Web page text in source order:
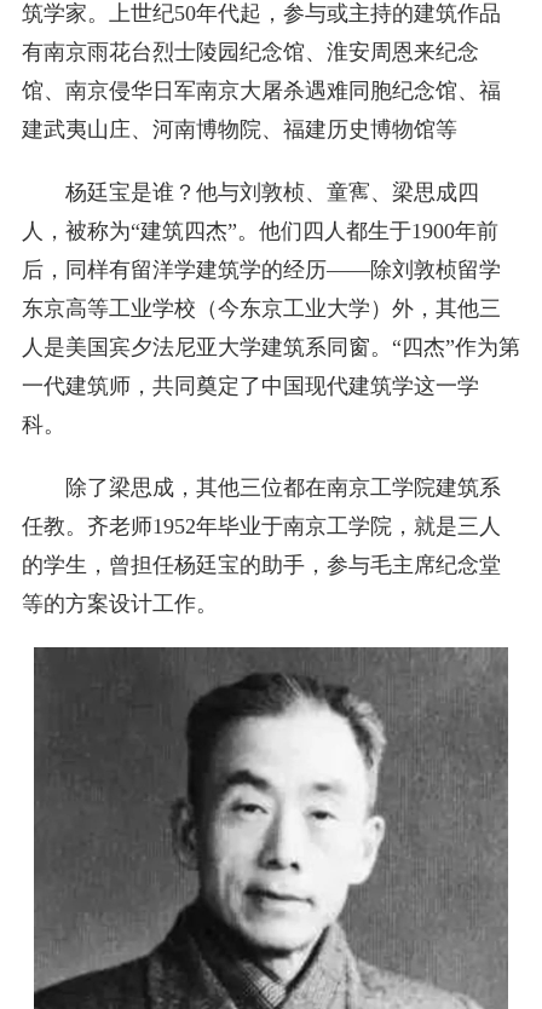
筑学家。上世纪50年代起，参与或主持的建筑作品
有南京雨花台烈士陵园纪念馆、淮安周恩来纪念
馆、南京侵华日军南京大屠杀遇难同胞纪念馆、福
建武夷山庄、河南博物院、福建历史博物馆等
杨廷宝是谁？他与刘敦桢、童寯、梁思成四
人，被称为“建筑四杰”。他们四人都生于1900年前
后，同样有留洋学建筑学的经历——除刘敦桢留学
东京高等工业学校（今东京工业大学）外，其他三
人是美国宾夕法尼亚大学建筑系同窗。“四杰”作为第
一代建筑师，共同奠定了中国现代建筑学这一学
科。
除了梁思成，其他三位都在南京工学院建筑系
任教。齐老师1952年毕业于南京工学院，就是三人
的学生，曾担任杨廷宝的助手，参与毛主席纪念堂
等的方案设计工作。